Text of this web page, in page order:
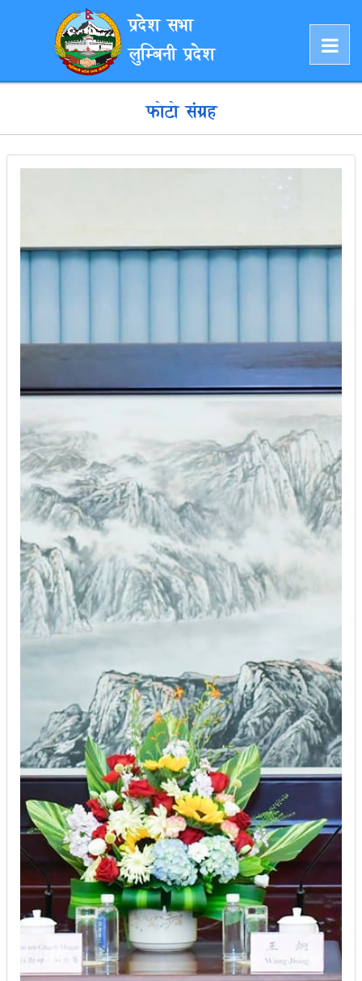
प्रदेश सभा
लुम्बिनी प्रदेश
फोटो संग्रह